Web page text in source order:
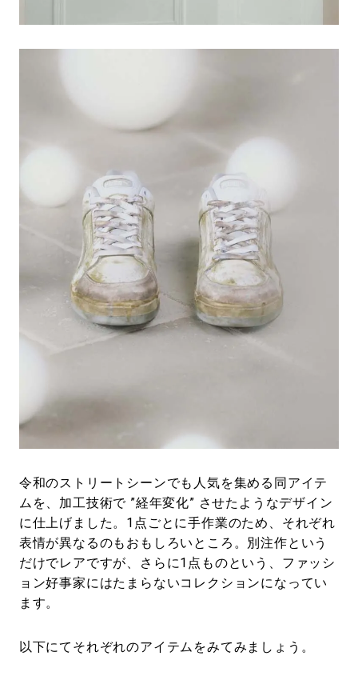
令和のストリートシーンでも人気を集める同アイテ
ムを、加工技術で ”経年変化” させたようなデザイン
に仕上げました。1点ごとに手作業のため、それぞれ
表情が異なるのもおもしろいところ。別注作という
だけでレアですが、さらに1点ものという、ファッシ
ョン好事家にはたまらないコレクションになってい
ます。
以下にてそれぞれのアイテムをみてみましょう。